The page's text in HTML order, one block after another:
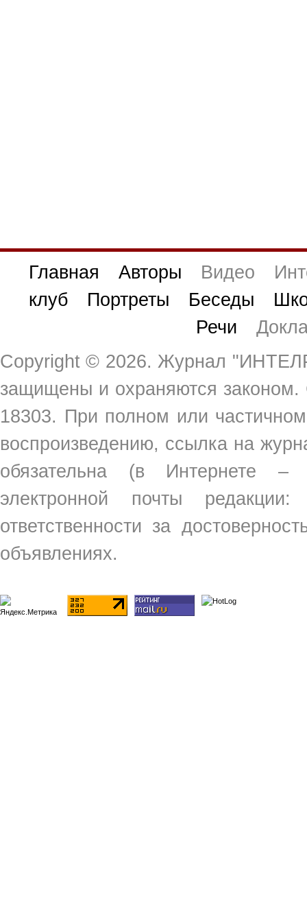
Главная Авторы Видео
клуб
Портреты Беседы
Речи
Copyright © 2026. Журнал
защищены и охраняются
18303. При полном или
воспроизведению, ссылка на
обязательна (в Интернете
электронной почты
ответственности за
объявлениях.